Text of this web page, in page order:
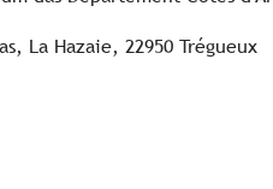
La Hazaie, 22950 Trégueux